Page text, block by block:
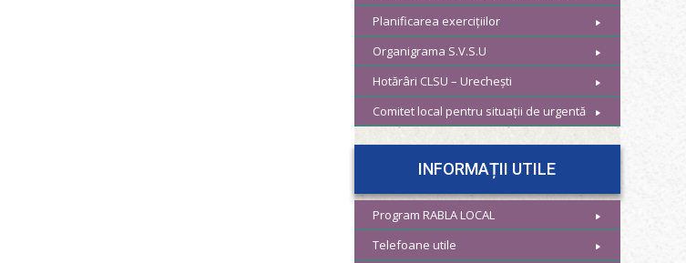
Planificarea exercițiilor
Organigrama S.V.S.U
Hotărâri CLSU – Urechești
Comitet local pentru situații de urgentă
INFORMAȚII UTILE
Program RABLA LOCAL
Telefoane utile